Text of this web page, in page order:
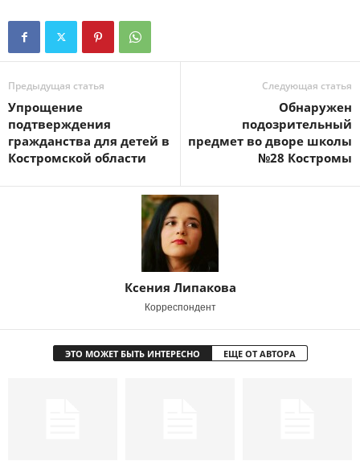
Предыдущая статья
Упрощение
подтверждения
гражданства для детей в
Костромской области
Следующая статья
Обнаружен
подозрительный
предмет во дворе школы
№28 Костромы
Ксения Липакова
Корреспондент
ЭТО МОЖЕТ БЫТЬ ИНТЕРЕСНО ЕЩЕ ОТ АВТОРА